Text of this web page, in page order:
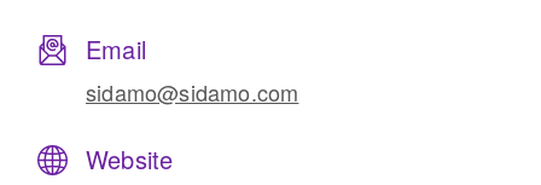
Email
sidamo@sidamo.com
Website